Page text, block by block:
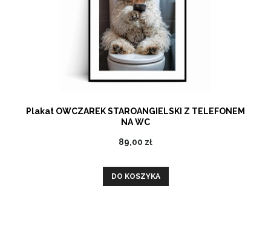
Plakat OWCZAREK STAROANGIELSKI Z TELEFONEM
NA WC
89,00 zł
DO KOSZYKA